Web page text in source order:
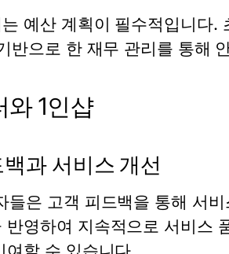
예산 계획이 필수적입니다.
반으로 한 재무 관리를 통해
와 1인샵
과 서비스 개선
들은 고객 피드백을 통해 서
반영하여 지속적으로 서비스